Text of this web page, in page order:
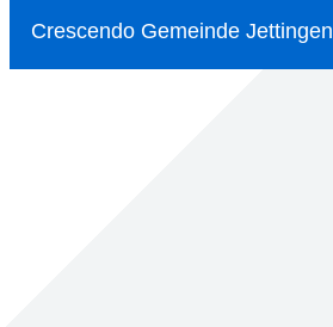
Crescendo Gemeinde Jettingen